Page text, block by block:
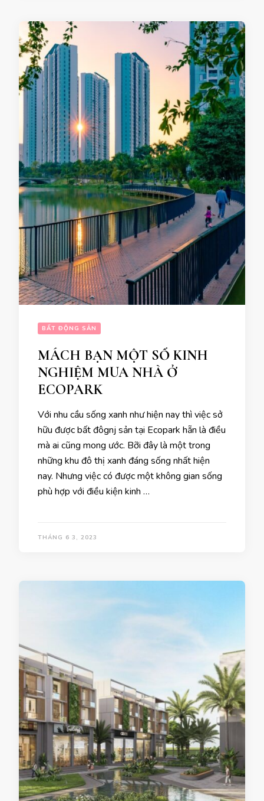
BẤT ĐỘNG SẢN
MÁCH BẠN MỘT SỐ KINH
NGHIỆM MUA NHÀ Ở
ECOPARK
Với nhu cầu sống xanh như hiện nay thì việc sở
hữu được bất đôgnj sản tại Ecopark hẵn là điều
mà ai cũng mong ước. Bỡi đây là một trong
những khu đô thị xanh đáng sống nhất hiện
nay. Nhưng việc có được một không gian sống
phù hợp với điều kiện kinh …
THÁNG 6 3, 2023